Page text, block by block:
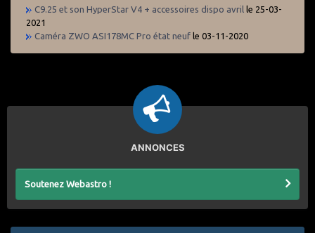
C9.25 et son HyperStar V4 + accessoires dispo avril le 25-03-
2021
Caméra ZWO ASI178MC Pro état neuf le 03-11-2020
ANNONCES
Soutenez Webastro !